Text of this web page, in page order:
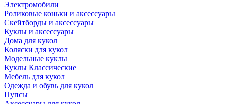
Электромобили
Роликовые коньки и аксессуары
Скейтборды и аксессуары
Куклы и аксессуары
Дома для кукол
Коляски для кукол
Модельные куклы
Куклы Классические
Мебель для кукол
Одежда и обувь для кукол
Пупсы